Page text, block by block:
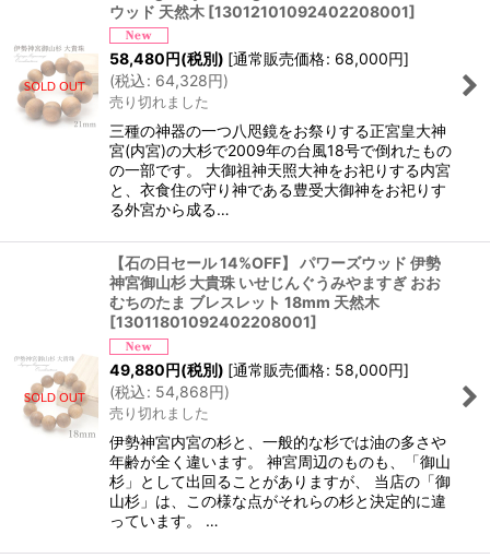
ウッド 天然木 [13012101092402208001]
58,480円(税別) [通常販売価格: 68,000円]
(税込: 64,328円)
売り切れました
三種の神器の一つ八咫鏡をお祭りする正宮皇大神
宮(内宮)の大杉で2009年の台風18号で倒れたもの
の一部です。 大御祖神天照大神をお祀りする内宮
と、衣食住の守り神である豊受大御神をお祀りす
る外宮から成る…
【石の日セール 14%OFF】 パワーズウッド 伊勢
神宮御山杉 大貴珠 いせじんぐうみやますぎ おお
むちのたま ブレスレット 18mm 天然木
[13011801092402208001]
49,880円(税別) [通常販売価格: 58,000円]
(税込: 54,868円)
売り切れました
伊勢神宮内宮の杉と、一般的な杉では油の多さや
年齢が全く違います。 神宮周辺のものも、「御山
杉」として出回ることがありますが、 当店の「御
山杉」は、この様な点がそれらの杉と決定的に違
っています。 …